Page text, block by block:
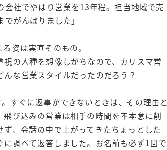
会社でやはり営業を13年程。担当地域で売
がんばりました」
姿は実直そのもの。
の人種を想像しがちなので、カリスマ営
な営業スタイルだったのだろう？
すぐに返事ができないときは、その理由と
び込みの営業は相手の時間を不本意に削
、会話の中で上がってきたちょっとした
調べて返答しました。お名前も必ず1回で